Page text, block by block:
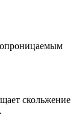
скольжение